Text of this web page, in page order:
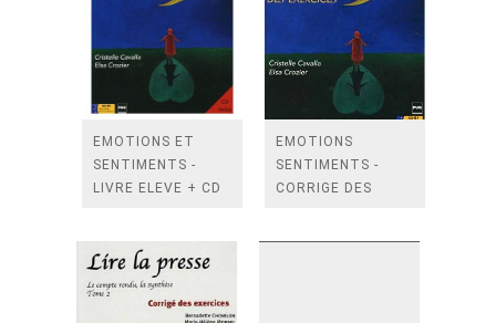
EMOTIONS ET
SENTIMENTS -
LIVRE ELEVE + CD
EMOTIONS
SENTIMENTS -
CORRIGE DES